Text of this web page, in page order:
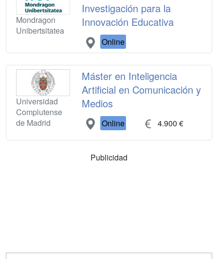
Mondragon
Unibertsitatea
Investigación para la
Innovación Educativa
Online
Universidad
Complutense
de Madrid
Máster en Inteligencia
Artificial en Comunicación y
Medios
Online 4.900 €
Publicidad